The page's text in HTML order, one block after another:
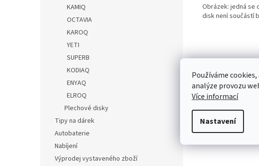
Používáme
analýze provozu
Více informací
Nastavení
KAMIQ
OCTAVIA
KAROQ
YETI
SUPERB
KODIAQ
ENYAQ
ELROQ
Plechové disky
Tipy na dárek
Autobaterie
Nabíjení
Výprodej vystaveného zboží
Obrázek: jedná se
disk není součástí